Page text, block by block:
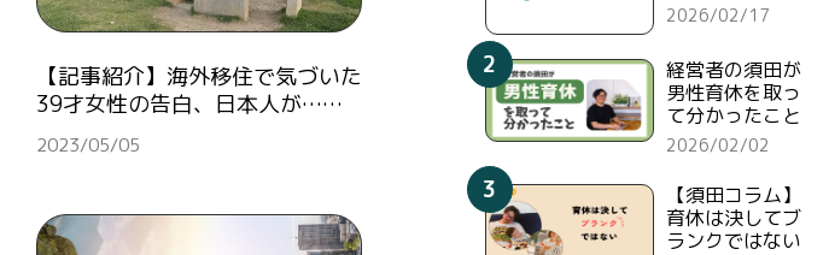
【記事紹介】海外移住で気づいた
39才女性の告白、日本人が……
2023/05/05
2026/02/17
2
経営者の須田が
男性育休を取っ
て分かったこと
2026/02/02
3
【須田コラム】
育休は決してブ
ランクではない